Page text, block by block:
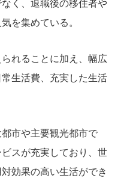
く、退職後の移住者や
を集めている。
れることに加え、幅広
生活費、充実した生活
市や主要観光都市で
スが充実しており、世
効果の高い生活ができ